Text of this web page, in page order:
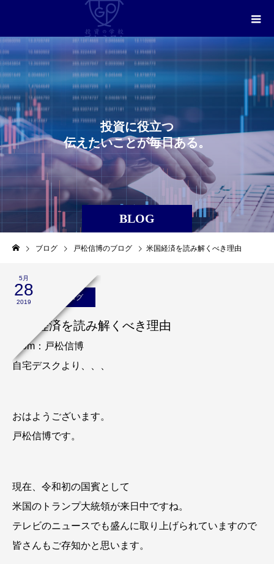
BLOG
投資に役立つ
伝え たいことが毎日ある。
ブログ 戸松信博のブログ 米国経済を読み解くべき理由
5月
28
2019
戸松信博のブログ
米国経済を読み解くべき理由
From：戸松信博
自宅デスクより、、、
おはようございます。
戸松信博です。
現在、令和初の国賓として
米国のトランプ大統領が来日中ですね。
テレビのニュースでも盛んに取り上げられていますので
皆さんもご存知かと思います。